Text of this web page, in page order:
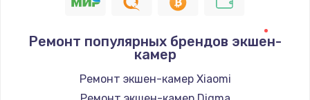
Замена / ремонт электронного модуля
Ремонт популярных брендов экшен-
камер
Ремонт экшен-камер Xiaomi